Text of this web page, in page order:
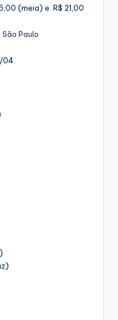
(meia) e R$ 21,00
Paulo
04